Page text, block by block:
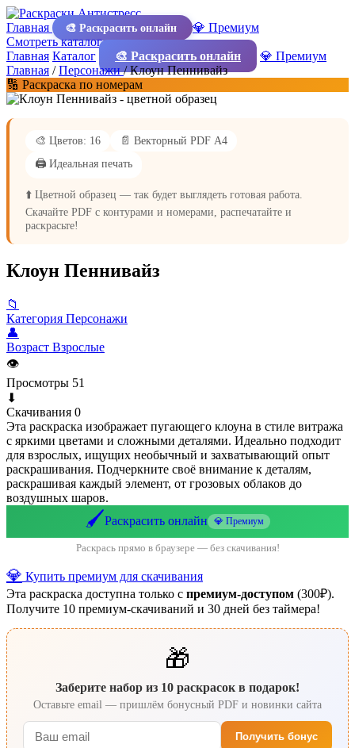
Главная 🎨 Раскрасить онлайн
💎 Премиум
Смотреть каталог
Главная Каталог 🎨 Раскрасить онлайн
💎 Премиум
Главная /Персонажи/Клоун Пеннивайз
🔢 Раскраска по номерам
🎨 Цветов: 16
📄 Векторный PDF А4
🖨️ Идеальная печать
⬆️ Цветной образец — так будет выглядеть готовая работа.
Скачайте PDF с контурами и номерами, распечатайте и
раскрасьте!
Клоун Пеннивайз
📁
Категория Персонажи
👤
Возраст Взрослые
👁
Просмотры 51
⬇
Скачивания 0
Эта раскраска изображает пугающего клоуна в стиле витража
с яркими цветами и сложными деталями. Идеально подходит
для взрослых, ищущих необычный и захватывающий опыт
раскрашивания. Подчеркните своё внимание к деталям,
раскрашивая каждый элемент, от грозовых облаков до
воздушных шаров.
🖌️Раскрасить онлайн 💎 Премиум
Раскрась прямо в браузере — без скачивания!
💎 Купить премиум для скачивания
Эта раскраска доступна только с премиум-доступом (300₽).
Получите 10 премиум-скачиваний и 30 дней без таймера!
🎁
Заберите набор из 10 раскрасок в подарок!
Оставьте email — пришлём бонусный PDF и новинки сайта
Получить бонус